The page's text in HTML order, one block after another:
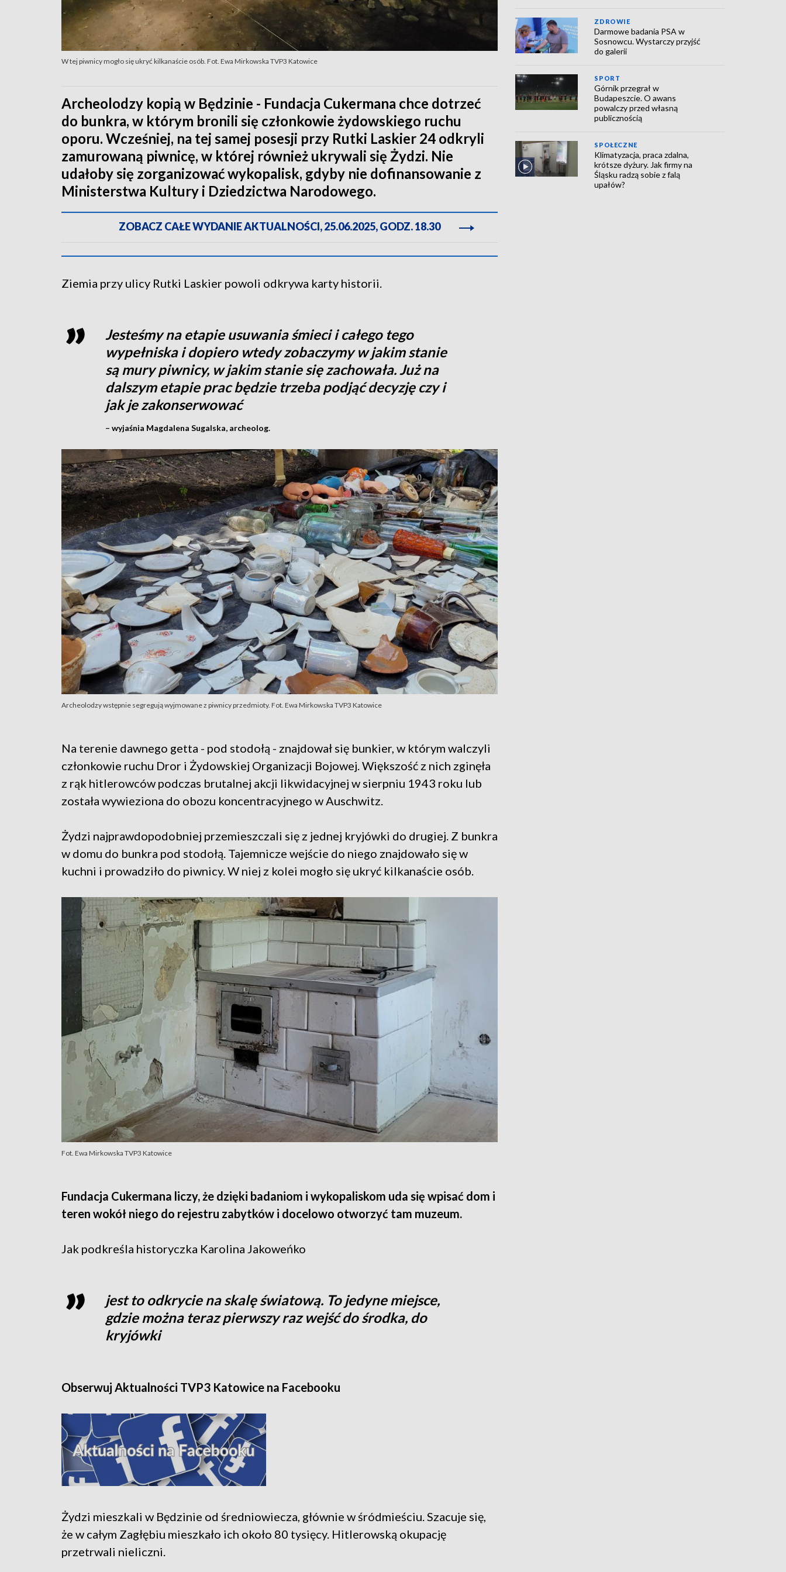
W tej piwnicy mogło się ukryć kilkanaście osób. Fot. Ewa Mirkowska TVP3 Katowice
Archeolodzy kopią w Będzinie - Fundacja Cukermana chce dotrzeć
do bunkra, w którym bronili się członkowie żydowskiego ruchu
oporu. Wcześniej, na tej samej posesji przy Rutki Laskier 24 odkryli
zamurowaną piwnicę, w której również ukrywali się Żydzi. Nie
udałoby się zorganizować wykopalisk, gdyby nie dofinansowanie z
Ministerstwa Kultury i Dziedzictwa Narodowego.
ZOBACZ CAŁE WYDANIE AKTUALNOŚCI, 25.06.2025, GODZ. 18.30
Ziemia przy ulicy Rutki Laskier powoli odkrywa karty historii.
Jesteśmy na etapie usuwania śmieci i całego tego
wypełniska i dopiero wtedy zobaczymy w jakim stanie
są mury piwnicy, w jakim stanie się zachowała. Już na
dalszym etapie prac będzie trzeba podjąć decyzję czy i
jak je zakonserwować
– wyjaśnia Magdalena Sugalska, archeolog.
Archeolodzy wstępnie segregują wyjmowane z piwnicy przedmioty. Fot. Ewa Mirkowska TVP3 Katowice
Na terenie dawnego getta - pod stodołą - znajdował się bunkier, w którym walczyli
członkowie ruchu Dror i Żydowskiej Organizacji Bojowej. Większość z nich zginęła
z rąk hitlerowców podczas brutalnej akcji likwidacyjnej w sierpniu 1943 roku lub
została wywieziona do obozu koncentracyjnego w Auschwitz.
Żydzi najprawdopodobniej przemieszczali się z jednej kryjówki do drugiej. Z bunkra
w domu do bunkra pod stodołą. Tajemnicze wejście do niego znajdowało się w
kuchni i prowadziło do piwnicy. W niej z kolei mogło się ukryć kilkanaście osób.
Fot. Ewa Mirkowska TVP3 Katowice
Fundacja Cukermana liczy, że dzięki badaniom i wykopaliskom uda się wpisać dom i
teren wokół niego do rejestru zabytków i docelowo otworzyć tam muzeum.
Jak podkreśla historyczka Karolina Jakoweńko
jest to odkrycie na skalę światową. To jedyne miejsce,
gdzie można teraz pierwszy raz wejść do środka, do
kryjówki
Obserwuj Aktualności TVP3 Katowice na Facebooku
Żydzi mieszkali w Będzinie od średniowiecza, głównie w śródmieściu. Szacuje się,
że w całym Zagłębiu mieszkało ich około 80 tysięcy. Hitlerowską okupację
przetrwali nieliczni.
ZDROWIE
Darmowe badania PSA w
Sosnowcu. Wystarczy przyjść
do galerii
SPORT
Górnik przegrał w
Budapeszcie. O awans
powalczy przed własną
publicznością
SPOŁECZNE
Klimatyzacja, praca zdalna,
krótsze dyżury. Jak firmy na
Śląsku radzą sobie z falą
upałów?